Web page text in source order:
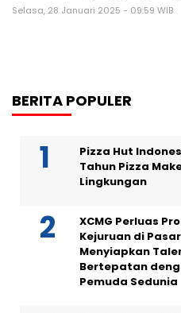
Selasa, 28 Januari 2025 - 09:59 WIB
BERITA POPULER
Pizza Hut
Tahun Pizza
Lingkungan
XCMG Perluas
Kejuruan di
Menyiapkan
Bertepatan
Pemuda Sedunia